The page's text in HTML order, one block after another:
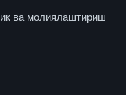
ва молиялаштириш